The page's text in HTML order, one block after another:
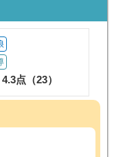
4.3点（23）